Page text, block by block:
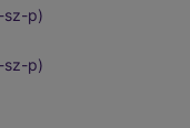
sz-p)
sz-p)